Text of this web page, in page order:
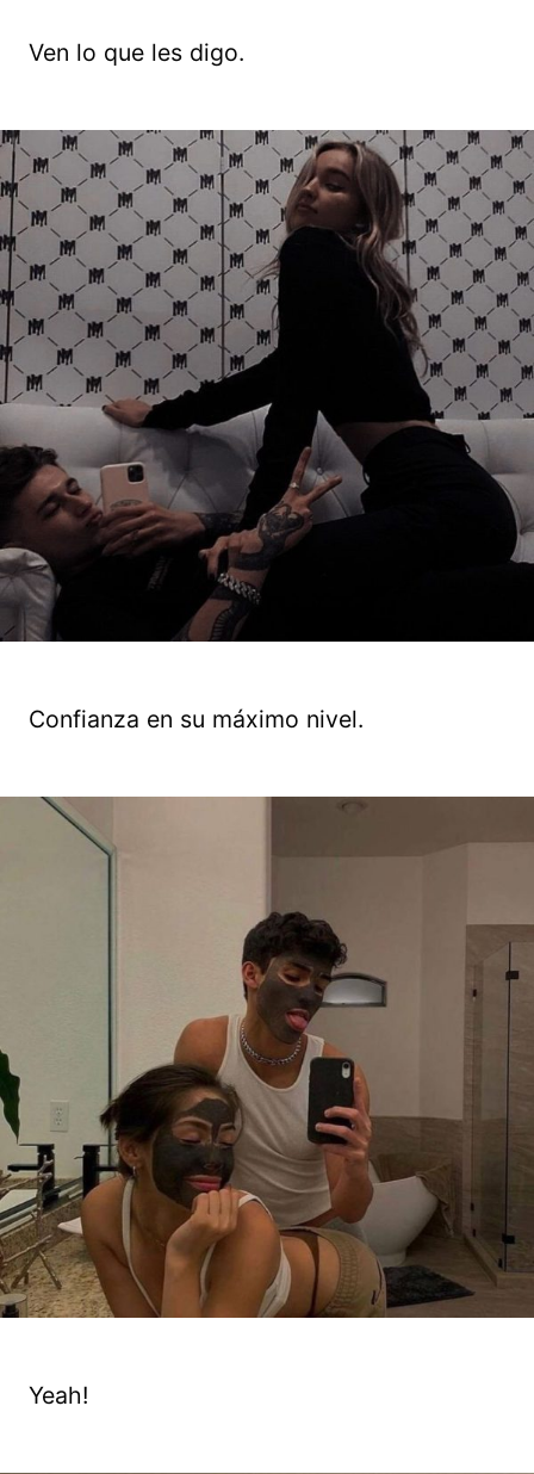
Ven lo que les digo.
Confianza en su máximo nivel.
Yeah!